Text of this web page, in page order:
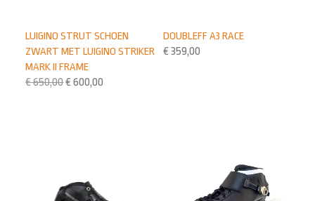
DOUBLEFF A3 RACE
€ 359,00
LUIGINO STRUT SCHOEN
ZWART MET LUIGINO STRIKER
MARK II FRAME
€650,00€ 600,00